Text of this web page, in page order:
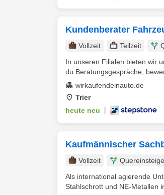
Kundenberater
Vollzeit Teilzeit
In unseren Filialen bieten wir
du Beratungsgespräche,
wirkaufendeinauto.de
Trier
heute neu
Kaufmännischer
Vollzeit
Als international agierende
Stahlschrott und NE-Metallen